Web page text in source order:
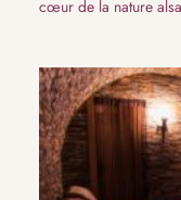
cœur de la nature